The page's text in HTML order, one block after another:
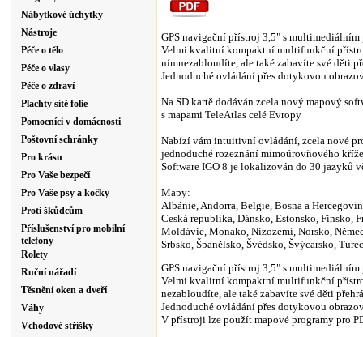
Nábytkové úchytky
Nástroje
Péče o tělo
Péče o vlasy
Péče o zdraví
Plachty sítě folie
Pomocníci v domácnosti
Poštovní schránky
Pro krásu
Pro Vaše bezpečí
Pro Vaše psy a kočky
Proti škůdcům
Příslušenství pro mobilní
telefony
Rolety
Ruční nářadí
Těsnění oken a dveří
Váhy
Vchodové stříšky
GPS navigační přístroj 3,5" s multimediálním
Velmi kvalitní kompaktní multifunkční
nímnezabloudíte, ale také zabavíte své děti
Jednoduché ovládání přes dotykovou
Na SD kartě dodáván zcela nový mapový
s mapami TeleAtlas celé Evropy
Nabízí vám intuitivní ovládání, zcela nové
jednoduché rozeznání mimoúrovňového
Software IGO 8 je lokalizován do 30 jazyků
Mapy:
Albánie, Andorra, Belgie, Bosna a
Ceská republika, Dánsko, Estonsko, Finsko,
Moldávie, Monako, Nizozemí, Norsko,
Srbsko, Španělsko, Švédsko, Švýcarsko,
GPS navigační přístroj 3,5" s multimediálním
Velmi kvalitní kompaktní multifunkční
nezabloudíte, ale také zabavíte své děti
Jednoduché ovládání přes dotykovou
V přístroji lze použít mapové programy pro